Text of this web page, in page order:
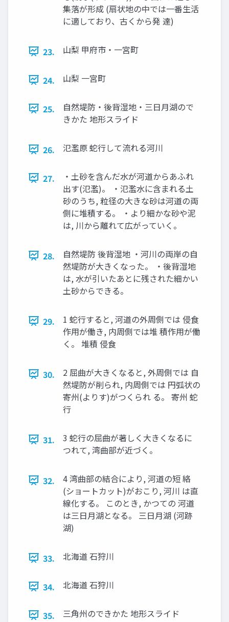
集落が形成 (扇状地の中では一番生活
に適しており、古くから発 達)
23. 山梨 甲府市・一宮町
24. 山梨 一宮町
25.
自然堤防・後背湿地・三日月湖ので
きかた 地形スライド
26. 氾濫原 蛇行して流れる河川
27.
・土砂を含んだ水が河道からあふれ
出す(氾濫)。 ・氾濫水に含まれる土
砂のうち, 粒径の大きな砂は河道の両
側に堆積する。 ・より細かな砂や泥
は, 川から離れて広がっていく。
28.
自然堤防 後背湿地 ・河川の両岸の自
然堤防が大きくなった。 ・後背湿地
は, 水が引いたあとに残された細かい
土砂からできる。
29.
1 蛇行すると, 河道の外周側では 侵食
作用が働き, 内周側では堆 積作用が働
く。 堆積 侵食
30.
2 屈曲が大きくなると, 外周側では 自
然堤防が削られ, 内周側では 円弧状の
寄州(よりす)がつくられ る。 寄州 蛇
行
31.
3 蛇行の屈曲が著しく大きくなるに
つれて, 湾曲部が近づく。
32.
4 湾曲部の結合により, 河道の短 絡
(ショートカット)がおこり, 河川 は直
線化する。 このとき, かつての 河道
は三日月湖となる。 三日月湖 (河跡
湖)
33. 北海道 石狩川
34. 北海道 石狩川
35. 三角州のできかた 地形スライド